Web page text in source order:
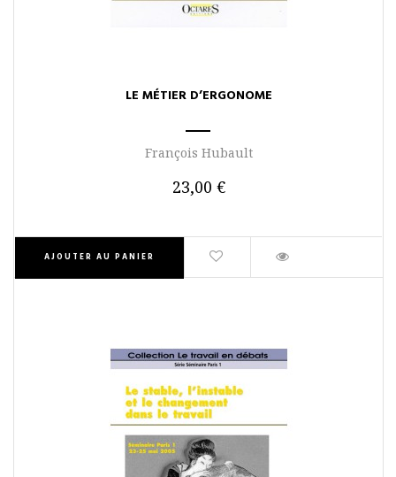
AJOUTER AU PANIER
LE MÉTIER D’ERGONOME
François Hubault
23,00 €